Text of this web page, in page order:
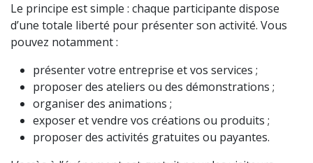
Le principe est simple : chaque participante dispose
d’une totale liberté pour présenter son activité. Vous
pouvez notamment :
présenter votre entreprise et vos services ;
proposer des ateliers ou des démonstrations ;
organiser des animations ;
exposer et vendre vos créations ou produits ;
proposer des activités gratuites ou payantes.